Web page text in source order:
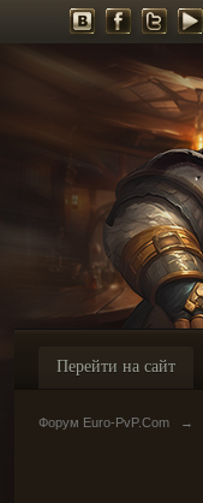
Перейти на сайт
Форум Euro-PvP.Com →